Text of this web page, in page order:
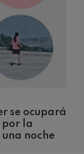
se ocupará
la
noche
Concierto
Beethoven:
Beethoven
Mozart:
violín nº5
Concierto